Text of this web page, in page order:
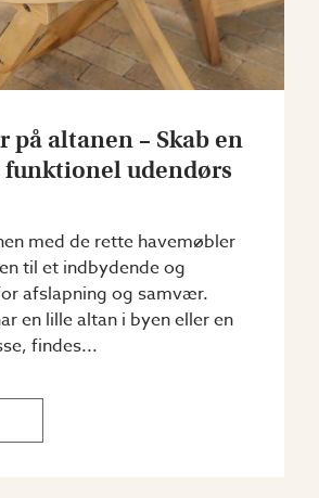
på altanen – Skab en
funktionel udendørs
med de rette havemøbler
til et indbydende og
afslapning og samvær.
en lille altan i byen eller en
findes...